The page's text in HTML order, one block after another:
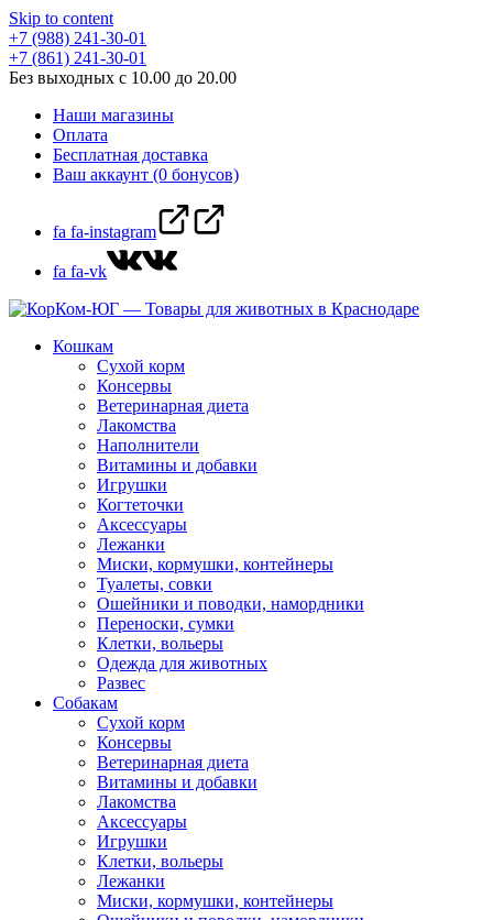
Skip to content
+7 (988) 241-30-01
+7 (861) 241-30-01
Без выходных с 10.00 до 20.00
Наши магазины
Оплата
Бесплатная доставка
Ваш аккаунт (0 бонусов)
fa fa-instagram
fa fa-vk
Кошкам
Сухой корм
Консервы
Ветеринарная диета
Лакомства
Наполнители
Витамины и добавки
Игрушки
Когтеточки
Аксессуары
Лежанки
Миски, кормушки, контейнеры
Туалеты, совки
Ошейники и поводки, намордники
Переноски, сумки
Клетки, вольеры
Одежда для животных
Развес
Собакам
Сухой корм
Консервы
Ветеринарная диета
Витамины и добавки
Лакомства
Аксессуары
Игрушки
Клетки, вольеры
Лежанки
Миски, кормушки, контейнеры